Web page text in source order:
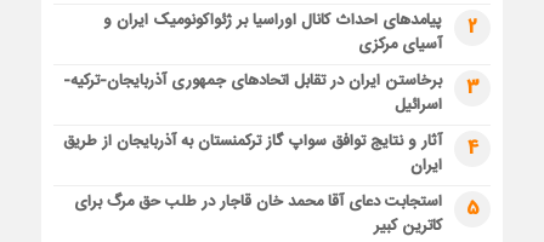
2
پیامدهای احداث کانال اوراسیا بر ژئواکونومیک ایران و
آسیای مرکزی
3
برخاستن ایران در تقابل اتحادهای جمهوری آذربایجان-ترکیه-
اسرائیل
4
آثار و نتایج توافق سواپ گاز ترکمنستان به آذربایجان از طریق
ایران
5
استجابت دعای آقا محمد خان قاجار در طلب حق مرگ برای
کاترین کبیر